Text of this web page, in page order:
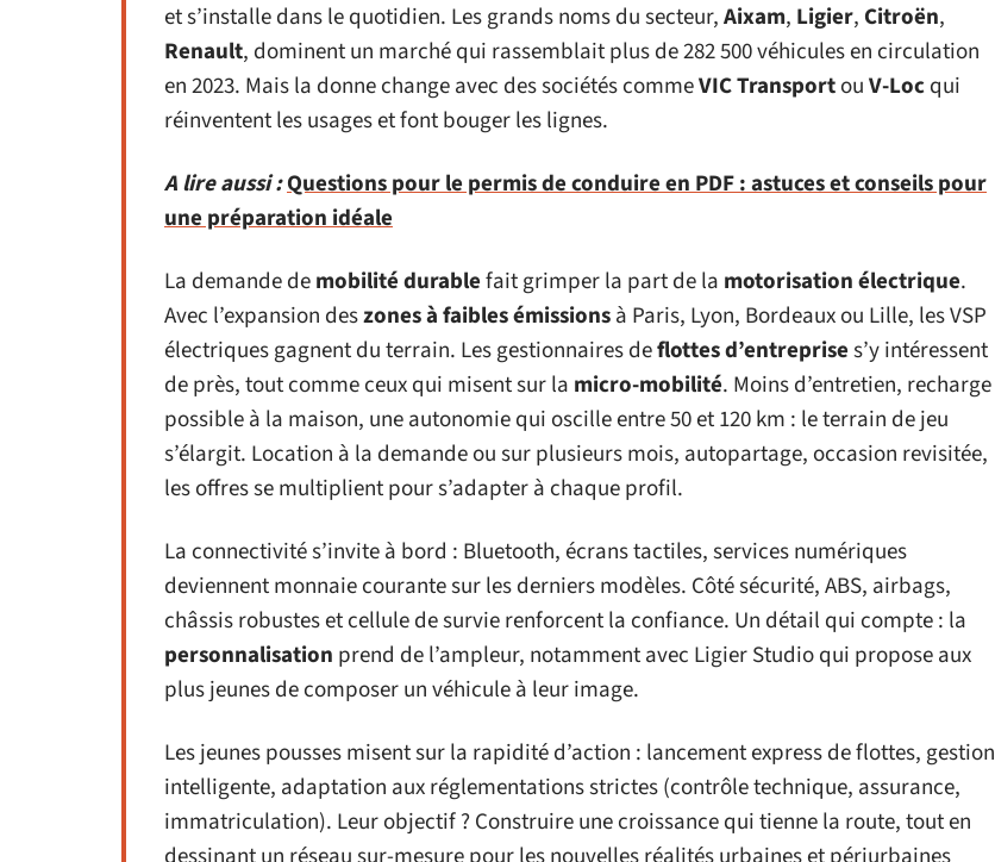
et s’installe dans le quotidien. Les grands noms du secteur,Aixam, Ligier, Citroën,
Renault, dominent un marché qui rassemblait plus de 282 500 véhicules en circulation
en 2023. Mais la donne change avec des sociétés commeVIC TransportouV-Locqui
réinventent les usages et font bouger les lignes.
A lire aussi :Questions pour le permis de conduire en PDF : astuces et conseils pour
une préparation idéale
La demande demobilité durablefait grimper la part de la motorisation électrique.
Avec l’expansion deszones à faibles émissionsà Paris, Lyon, Bordeaux ou Lille, les VSP
électriques gagnent du terrain. Les gestionnaires deflottes d’entreprises’y intéressent
de près, tout comme ceux qui misent sur la micro-mobilité. Moins d’entretien, recharge
possible à la maison, une autonomie qui oscille entre 50 et 120 km : le terrain de jeu
s’élargit. Location à la demande ou sur plusieurs mois, autopartage, occasion revisitée,
les offres se multiplient pour s’adapter à chaque profil.
La connectivité s’invite à bord : Bluetooth, écrans tactiles, services numériques
deviennent monnaie courante sur les derniers modèles. Côté sécurité, ABS, airbags,
châssis robustes et cellule de survie renforcent la confiance. Un détail qui compte : la
personnalisation prend de l’ampleur, notamment avec Ligier Studio qui propose aux
plus jeunes de composer un véhicule à leur image.
Les jeunes pousses misent sur la rapidité d’action : lancement express de flottes, gestion
intelligente, adaptation aux réglementations strictes (contrôle technique, assurance,
immatriculation). Leur objectif ? Construire une croissance qui tienne la route, tout en